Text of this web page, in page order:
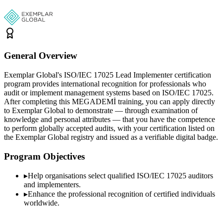
General Overview
Exemplar Global's ISO/IEC 17025 Lead Implementer certification
program provides international recognition for professionals who
audit or implement management systems based on ISO/IEC 17025.
After completing this MEGADEMİ training, you can apply directly
to Exemplar Global to demonstrate — through examination of
knowledge and personal attributes — that you have the competence
to perform globally accepted audits, with your certification listed on
the Exemplar Global registry and issued as a verifiable digital badge.
Program Objectives
▸Help organisations select qualified ISO/IEC 17025 auditors
and implementers.
▸Enhance the professional recognition of certified individuals
worldwide.